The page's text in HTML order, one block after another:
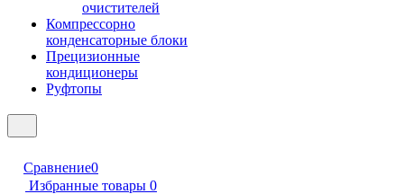
очистителей
Компрессорно
конденсаторные блоки
Прецизионные
кондиционеры
Руфтопы
Сравнение0
Избранные товары 0